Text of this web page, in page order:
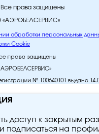
Все права защищены
«АЭРОБЕЛСЕРВИС»
обработки персональных
Cookie
права защищены
№ 100640101 выдано
доступ к закрытым
и подписаться на